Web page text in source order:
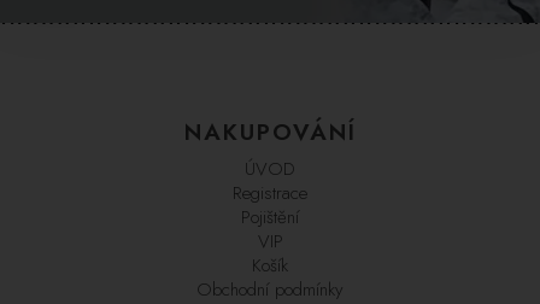
NAKUPOVÁNÍ
ÚVOD
Registrace
Pojištění
VIP
Košík
Obchodní podmínky